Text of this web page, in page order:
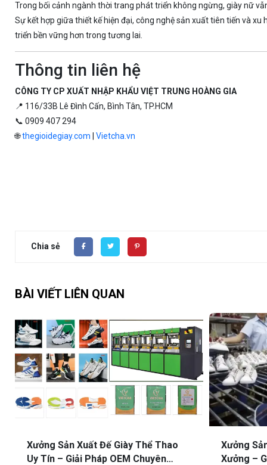
Trong bối cảnh ngành thời trang phát triển không ngừng, giày nữ
Sự kết hợp giữa thiết kế hiện đại, công nghệ sản xuất tiên tiến và
triển bền vững hơn trong tương lai.
Thông tin liên hệ
CÔNG TY CP XUẤT NHẬP KHẨU VIỆT TRUNG HOÀNG GIA
📍 116/33B Lê Đình Cấn, Bình Tân, TP.HCM
📞 0909 407 294
🌐thegioidegiay.com Vietcha.vn
Chia sẻ
BÀI VIẾT LIÊN QUAN
Xưởng Sản Xuất Đế Giày Thể Thao
Uy Tín – Giải Pháp OEM Chuyên
Xưởng
Xưởng –